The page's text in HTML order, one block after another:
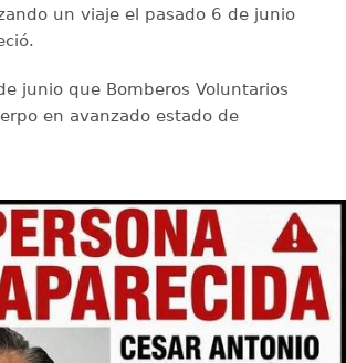
un viaje el pasado 6 de junio
junio que Bomberos Voluntarios
en avanzado estado de